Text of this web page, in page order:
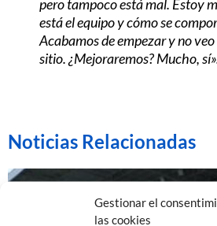
Gestionar el
las cookies
pero tampoco está mal. Estoy
está el equipo y cómo se
Acabamos de empezar y no
sitio. ¿Mejoraremos? Mucho,
Noticias Relacionadas